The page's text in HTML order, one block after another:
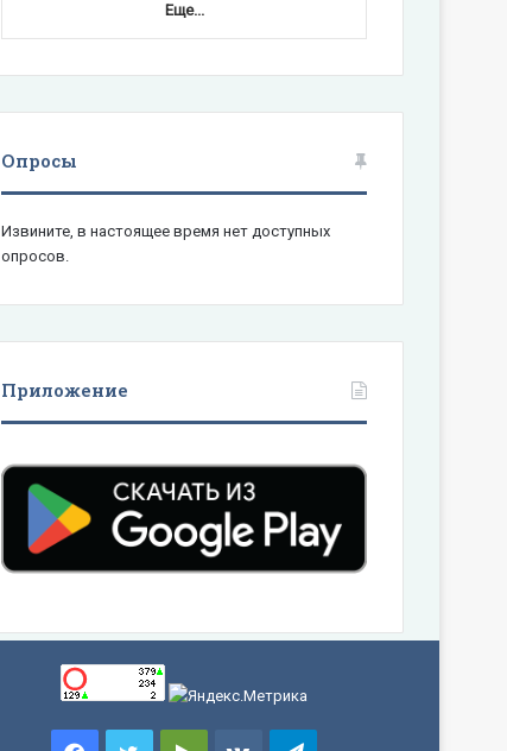
Еще...
Опросы
Извините, в настоящее время нет доступных
опросов.
Приложение